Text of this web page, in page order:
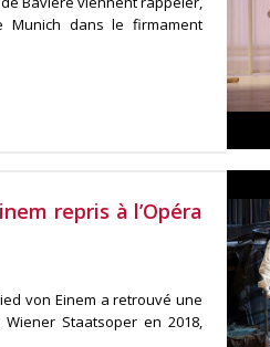
Munich dans le firmament
repris à l’Opéra
von Einem a retrouvé une
Staatsoper en 2018,